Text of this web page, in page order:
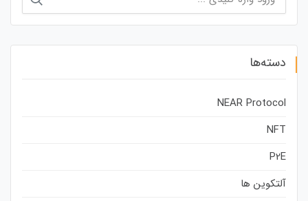
برای:
دسته‌ها
NEAR Protocol
NFT
P2E
آلتکوین ها